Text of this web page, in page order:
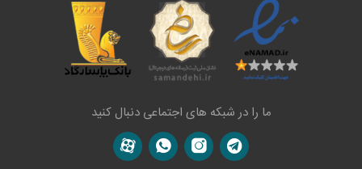
ما را در شبکه های اجتماعی دنبال کنید